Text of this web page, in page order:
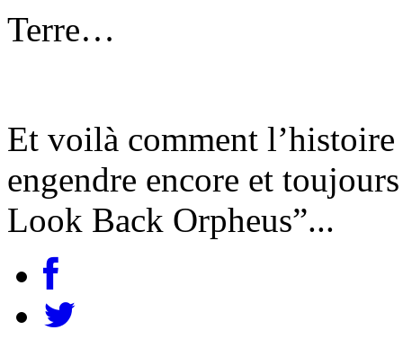
Terre…
Et voilà comment
engendre encore et
Look Back Orpheus”...